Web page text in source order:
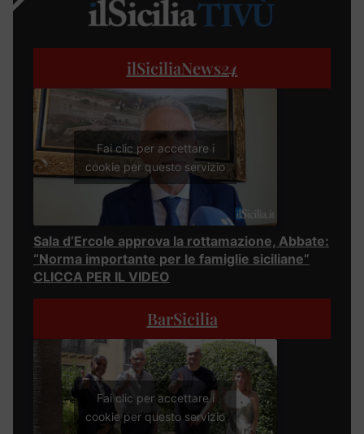
ilSiciliaNews24
Fai clic per accettare i
cookie per questo servizio
Sala d’Ercole approva la rottamazione, Abbate:
“Norma importante per le famiglie siciliane”
CLICCA PER IL VIDEO
BarSicilia
Fai clic per accettare i
cookie per questo servizio